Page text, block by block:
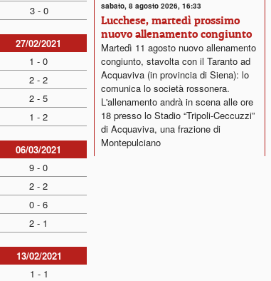
3 - 0
27/02/2021
1 - 0
2 - 2
2 - 5
1 - 2
06/03/2021
9 - 0
2 - 2
0 - 6
2 - 1
13/02/2021
1 - 1
sabato, 8 agosto 2026, 16:33
Lucchese, martedì prossimo
nuovo allenamento congiunto
Martedì 11 agosto nuovo allenamento
congiunto, stavolta con il Taranto ad
Acquaviva (in provincia di Siena): lo
comunica lo società rossonera.
L'allenamento andrà in scena alle ore
18 presso lo Stadio “Tripoli-Ceccuzzi”
di Acquaviva, una frazione di
Montepulciano